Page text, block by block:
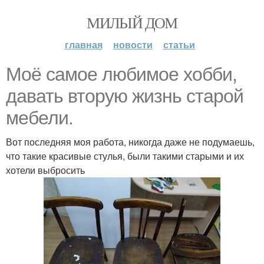
МИЛЫЙ ДОМ
главная новости статьи
Моё самое любимое хобби,
давать вторую жизнь старой
мебели.
Вот последняя моя работа, никогда даже не подумаешь,
что такие красивые стулья, были такими старыми и их
хотели выбросить